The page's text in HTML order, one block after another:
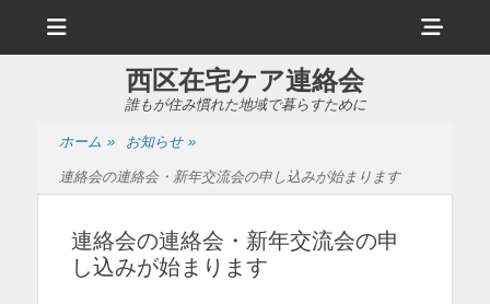
ュ
ヘ
ッ
イ
西区在宅ケア連絡会
誰もが住み慣れた地域で暮らすために
ホーム » お知らせ »
連絡会の連絡会・新年交流会の申し込みが始まります
連絡会の連絡会・新年交流会の申
し込みが始まります